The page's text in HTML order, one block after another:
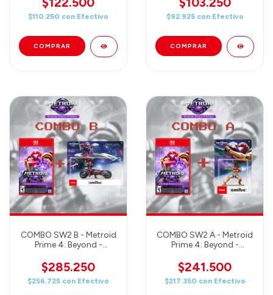
$110.250 con Efectivo $92.925 con Efectivo
COMBO SW2 B - Metroid
Prime 4: Beyond -
Edition + Amiibo Samus
& Vi-O-La (Juego +
Amiibo)
$285.250
$256.725 con Efectivo
COMBO SW2 A - Metroid
Prime 4: Beyond -
Edition + Amiibo Samus
(Juego + Amiibo)
$241.500
$217.350 con Efectivo